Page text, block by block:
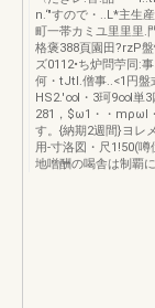
n.‘"すので・..L*主生
町一帯カミユ里里里.
格褒388頁園田?rzP
ズ0112•ち炉問苧同:
何・tJtI.僧事..<1円盤
HS2.'∞l・3珂9∞l単3
281，$ω1・・mρωl
す。{納期2週間}ヨレ
用-寸洛図・尺1!50(
地噌酬の喝舎は制覇